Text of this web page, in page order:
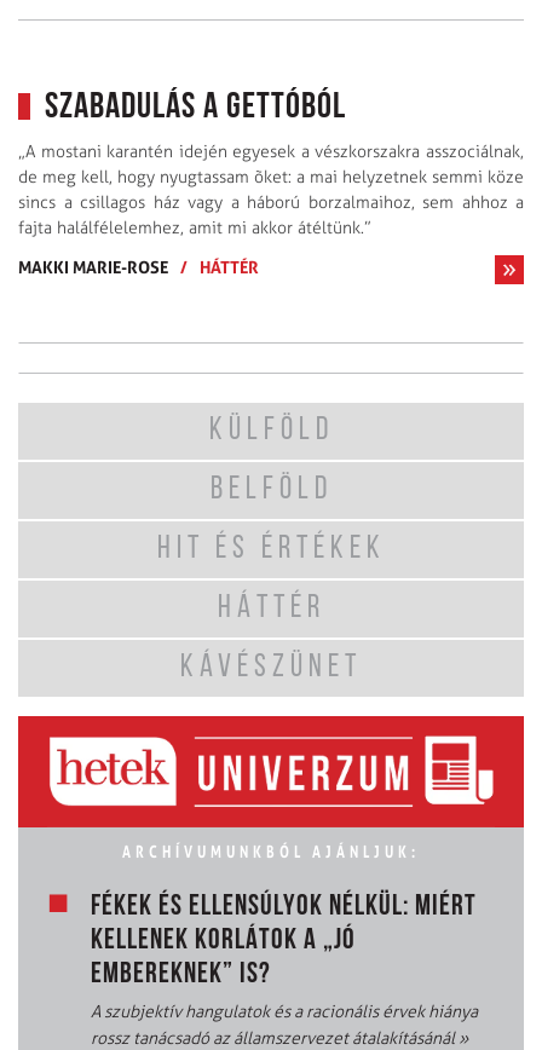
Szabadulás a gettóból
„A mostani karantén idején egyesek a vészkorszakra asszociálnak,
de meg kell, hogy nyugtassam õket: a mai helyzetnek semmi köze
sincs a csillagos ház vagy a háború borzalmaihoz, sem ahhoz a
fajta halál­félelemhez, amit mi akkor átéltünk.”
MAKKI MARIE-ROSE / HÁTTÉR
KÜLFÖLD
BELFÖLD
HIT ÉS ÉRTÉKEK
HÁTTÉR
KÁVÉSZÜNET
ARCHÍVUMUNKBÓL AJÁNLJUK:
FÉKEK ÉS ELLENSÚLYOK NÉLKÜL: MIÉRT
KELLENEK KORLÁTOK A „JÓ
EMBEREKNEK” IS?
A szubjektív hangulatok és a racionális érvek hiánya
rossz tanácsadó az államszervezet átalakításánál»